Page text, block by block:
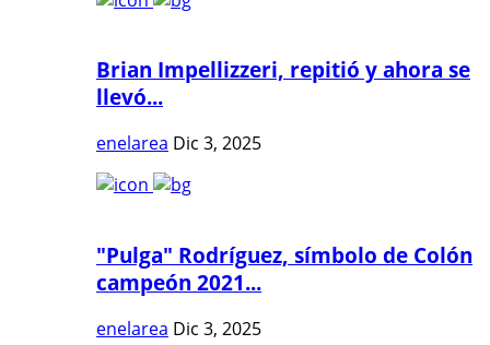
Brian Impellizzeri, repitió y ahora se
llevó...
enelarea Dic 3, 2025
"Pulga" Rodríguez, símbolo de Colón
campeón 2021...
enelarea Dic 3, 2025